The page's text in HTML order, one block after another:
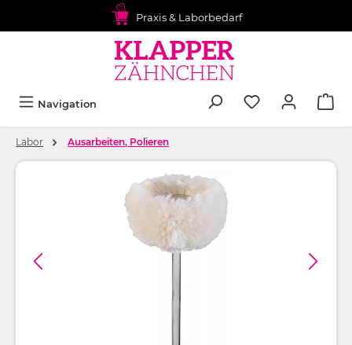
Praxis & Laborbedarf
Navigation
Labor Ausarbeiten, Polieren
Bildergalerie überspringen